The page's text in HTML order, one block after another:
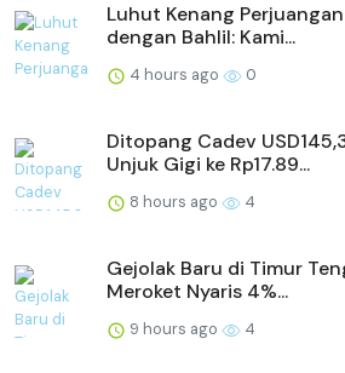
Luhut Kenang
dengan Bahlil: Kami...
4 hours ago 0
Ditopang Cadev
Unjuk Gigi ke Rp17.89...
8 hours ago 4
Gejolak Baru di Timur
Meroket Nyaris 4%...
9 hours ago 4